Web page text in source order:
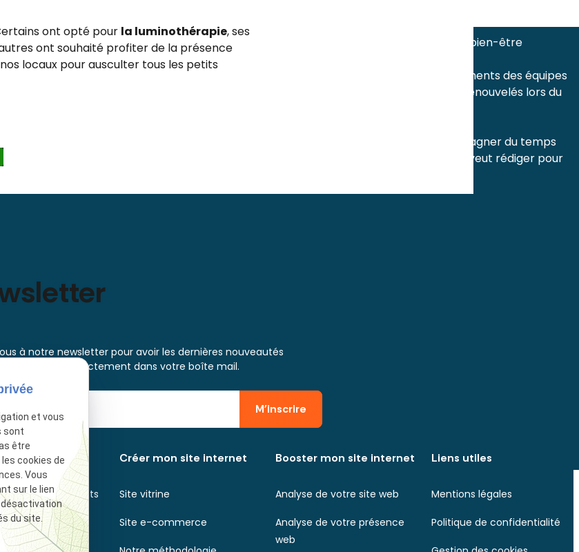
ont opté pour la luminothérapie, ses
ont souhaité profiter de la présence
locaux pour ausculter tous les petits
Semaine du bien-être
Les engagements des équipes
Axecibles : renouvelés lors du
Comment gagner du temps
lorsque l’on veut rédiger pour
à notre newsletter pour avoir les dernières nouveautés
informations directement dans votre boîte mail.
M'inscrire
en quelques mots
Créer mon site internet
Site vitrine
Site e-commerce
Booster mon site internet
Analyse de votre site web
Analyse de votre présence
web
Liens utiles
Mentions légales
Politique de confidentialité
et vous
sont
être
cookies de
Vous
sur le lien
désactivation
du site.